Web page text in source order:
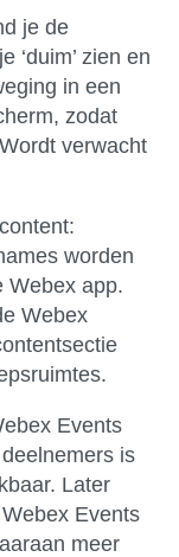
je de
‘duim’ zien en
in een
zodat
verwacht
:
worden
Webex app.
Webex
Events
is
Later
Events
meer